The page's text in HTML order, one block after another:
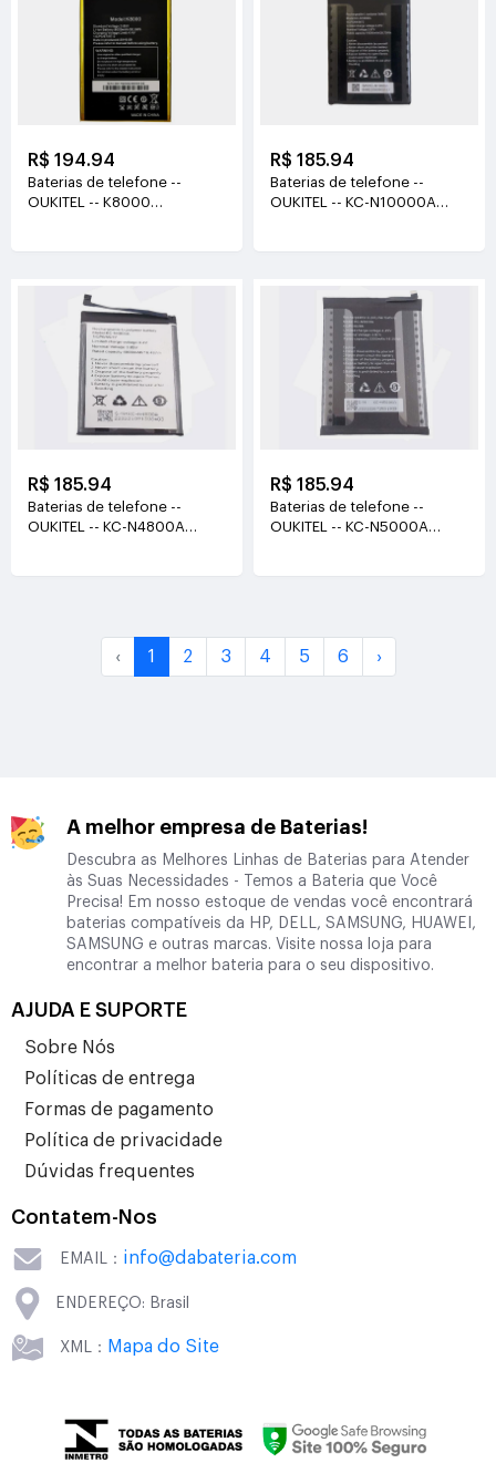
R$ 194.94
Baterias de telefone --
OUKITEL -- K8000
R$ 185.94
Baterias de telefone --
OUKITEL -- KC-N10000A
R$ 185.94
Baterias de telefone --
OUKITEL -- KC-N4800A
R$ 185.94
Baterias de telefone --
OUKITEL -- KC-N5000A
‹ 1 2 3 4 5 6 ›
A melhor empresa de Baterias!
Descubra as Melhores Linhas de Baterias para Atender
às Suas Necessidades - Temos a Bateria que Você
Precisa! Em nosso estoque de vendas você encontrará
baterias compatíveis da HP, DELL, SAMSUNG, HUAWEI,
SAMSUNG e outras marcas. Visite nossa loja para
encontrar a melhor bateria para o seu dispositivo.
AJUDA E SUPORTE
Sobre Nós
Políticas de entrega
Formas de pagamento
Política de privacidade
Dúvidas frequentes
Contatem-Nos
EMAIL： info@dabateria.com
ENDEREÇO: Brasil
XML： Mapa do Site